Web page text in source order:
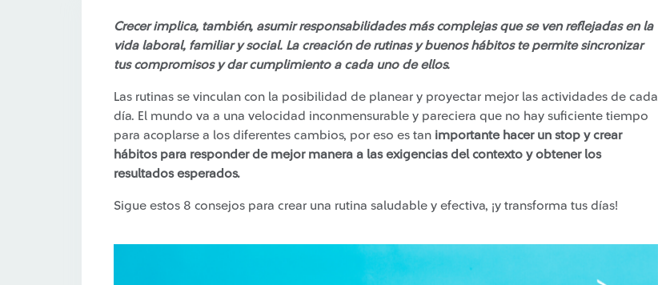
Crecer implica, también, asumir responsabilidades más complejas que se ven reflejadas en la
vida laboral, familiar y social. La creación de rutinas y buenos hábitos te permite sincronizar
tus compromisos y dar cumplimiento a cada uno de ellos.
Las rutinas se vinculan con la posibilidad de planear y proyectar mejor las actividades de cada
día. El mundo va a una velocidad inconmensurable y pareciera que no hay suficiente tiempo
para acoplarse a los diferentes cambios, por eso es tan importante hacer un stop y crear
hábitos para responder de mejor manera a las exigencias del contexto y obtener los
resultados esperados.
Sigue estos 8 consejos para crear una rutina saludable y efectiva, ¡y transforma tus días!